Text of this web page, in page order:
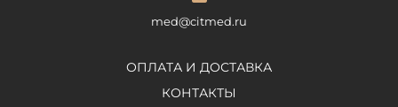
med@citmed.ru
ОПЛАТА И ДОСТАВКА
КОНТАКТЫ